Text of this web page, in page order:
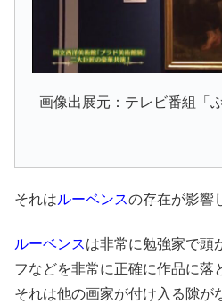
画像出展元：テレビ番組「
それはルーベンスの存在が影響
ルーベンスは非常に勉強家で頭
フなどを非常に正確に作品に落
それは他の画家が付け入る隙が